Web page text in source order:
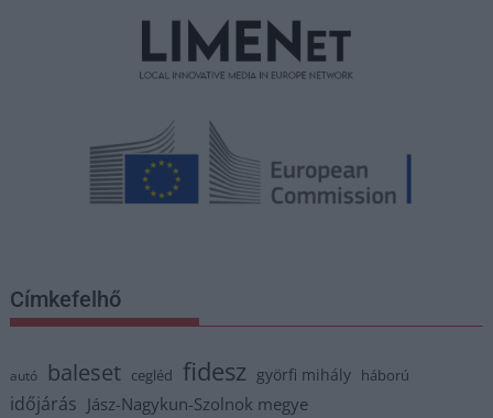
Címkefelhő
autó baleset cegléd fidesz györfi mihály háború
időjárás Jász-Nagykun-Szolnok megye